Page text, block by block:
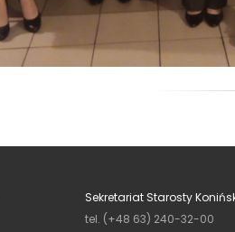
Sekretariat Starosty
tel. (+48 63) 240-32-00